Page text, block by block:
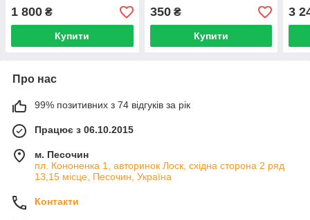
1 800 ₴
Купити
350₴
Купити
3
Про нас
99% позитивних з 74 відгуків за рік
Працює з 06.10.2015
м. Песочин
пл. Кононенка 1, авторинок Лоск, східна сторона 2 ряд
13,15 місце, Песочин, Україна
Контакти